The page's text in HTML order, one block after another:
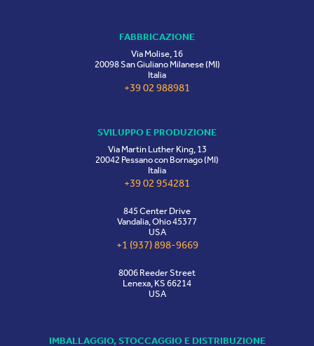
FABBRICAZIONE
Via Molise, 16
20098 San Giuliano Milanese (MI)
Italia
+39 02 988981
SVILUPPO E PRODUZIONE
Via Martin Luther King, 13
20042 Pessano con Bornago (MI)
Italia
+39 02 954281
845 Center Drive
Vandalia, Ohio 45377
USA
+1 (937) 898-9669
8006 Reeder Street
Lenexa, KS 66214
USA
IMBALLAGGIO, STOCCAGGIO E DISTRIBUZIONE